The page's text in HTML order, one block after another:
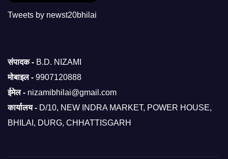
Tweets by newst20bhilai
संपादक - B.D. NIZAMI
मोबाइल - 9907120888
ईमेल - nizamibhilai@gmail.com
कार्यालय - D/10, NEW INDRA MARKET, POWER HOUSE,
BHILAI, DURG, CHHATTISGARH